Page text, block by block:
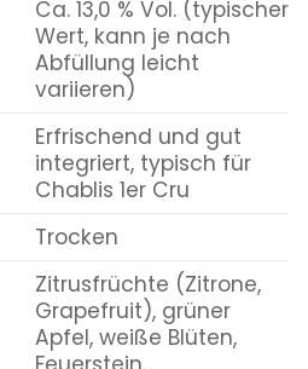
Ca. 13,0 % Vol. (typischer
Wert, kann je nach
Abfüllung leicht
variieren)
Erfrischend und gut
integriert, typisch für
Chablis 1er Cru
Trocken
Zitrusfrüchte (Zitrone,
Grapefruit), grüner
Apfel, weiße Blüten,